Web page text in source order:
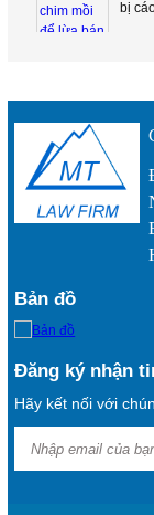
bị
1
đất
Bản đồ
Đăng ký nhận
Hãy kết nối với